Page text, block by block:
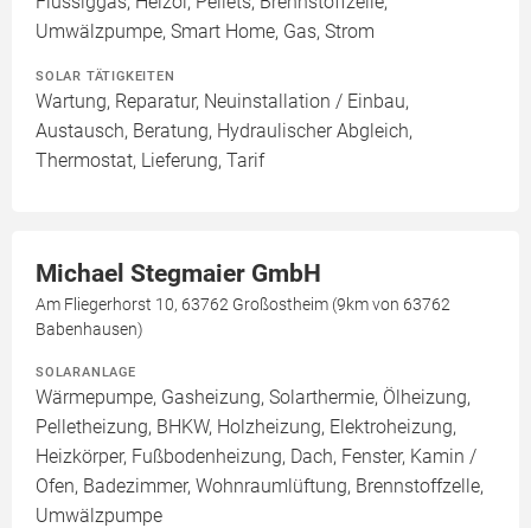
Umwälzpumpe, Smart Home, Gas, Strom
SOLAR TÄTIGKEITEN
Wartung, Reparatur, Neuinstallation / Einbau,
Austausch, Beratung, Hydraulischer Abgleich,
Thermostat, Lieferung, Tarif
Michael Stegmaier GmbH
Am Fliegerhorst 10, 63762 Großostheim (9km von 63762
Babenhausen)
SOLARANLAGE
Wärmepumpe, Gasheizung, Solarthermie, Ölheizung,
Pelletheizung, BHKW, Holzheizung, Elektroheizung,
Heizkörper, Fußbodenheizung, Dach, Fenster, Kamin /
Ofen, Badezimmer, Wohnraumlüftung, Brennstoffzelle,
Umwälzpumpe